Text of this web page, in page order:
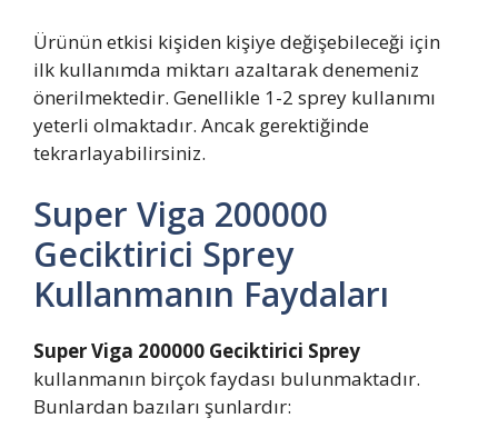
Ürünün etkisi kişiden kişiye değişebileceği için
ilk kullanımda miktarı azaltarak denemeniz
önerilmektedir. Genellikle 1-2 sprey kullanımı
yeterli olmaktadır. Ancak gerektiğinde
tekrarlayabilirsiniz.
Super Viga 200000
Geciktirici Sprey
Kullanmanın Faydaları
Super Viga 200000 Geciktirici Sprey
kullanmanın birçok faydası bulunmaktadır.
Bunlardan bazıları şunlardır: